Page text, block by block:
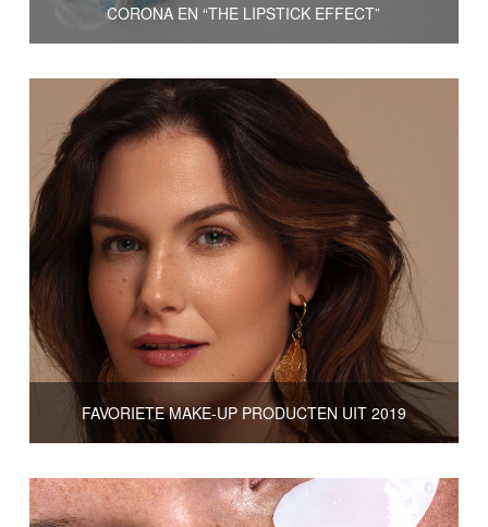
CORONA EN “THE LIPSTICK EFFECT”
FAVORIETE MAKE-UP PRODUCTEN UIT 2019